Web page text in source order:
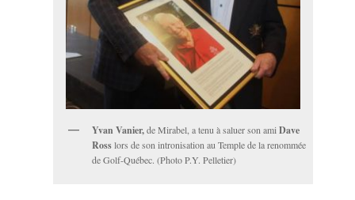
Yvan Vanier,de Mirabel, a tenu à saluer son ami Dave
Rosslors de son intronisation au Temple de la renommée
de Golf-Québec. (Photo P.Y. Pelletier)